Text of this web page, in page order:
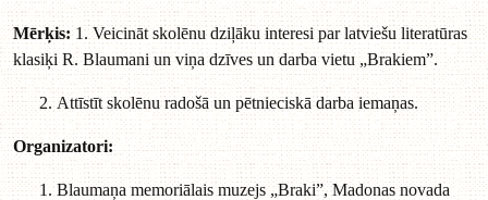
Mērķis:1. Veicināt skolēnu dziļāku interesi par latviešu literatūras
klasiķi R. Blaumani un viņa dzīves un darba vietu „Brakiem”.
Attīstīt skolēnu radošā un pētnieciskā darba iemaņas.
Organizatori:
Blaumaņa memoriālais muzejs „Braki”, Madonas novada